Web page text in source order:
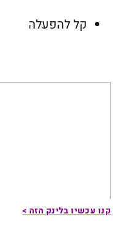
קל להפעלה
קנו עכשיו בלינק הזה >